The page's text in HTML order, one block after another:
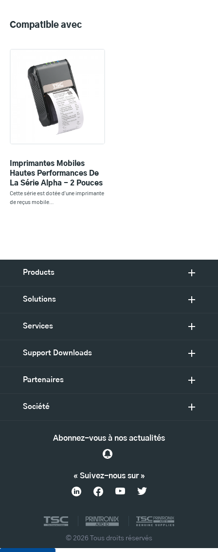
with
Compatible avec
Imprimantes Mobiles
Hautes Performances De
La Série Alpha - 2 Pouces
Cette série est dotée d'une imprimante
de reçus mobile…
Products
Solutions
Services
Support Downloads
Partenaires
Société
« Suivez-nous sur »
Abonnez-vous à nos actualités
© 2026 Tous droits réservés